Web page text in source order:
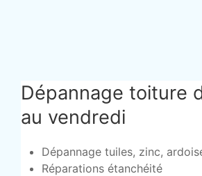
Dépannage toiture
au vendredi
Dépannage tuiles, zinc,
Réparations étanchéité